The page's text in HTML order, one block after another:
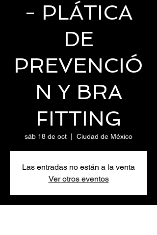
- PLÁTICA
DE
PREVENCIÓ
N Y BRA
FITTING
sáb 18 de oct Ciudad de México
Las entradas no están a la venta
Ver otros eventos